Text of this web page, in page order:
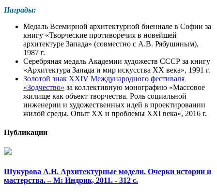
Награды:
Медаль Всемирной архитектурной биеннале в Софии за
книгу «Творческие противоречия в новейшей
архитектуре Запада» (совместно с А.В. Рябушиным),
1987 г.
Серебряная медаль Академии художеств СССР за книгу
«Архитектура Запада и мир искусства XX века», 1991 г.
Золотой знак ХХIV Международного фестиваля
«Зодчество» за коллективную монографию «Массовое
жилище как объект творчества. Роль социальной
инженерии и художественных идей в проектировании
жилой среды. Опыт ХХ и проблемы XXI века», 2016 г.
Публикации
Шукурова А.Н. Архитектурные модели. Очерки истории и
мастерства. – М: Индрик, 2011. - 312 с.